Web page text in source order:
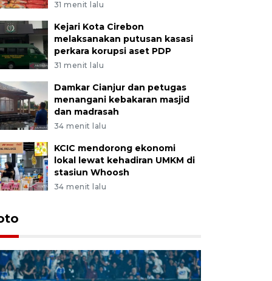
31 menit lalu
Kejari Kota Cirebon
melaksanakan putusan kasasi
perkara korupsi aset PDP
31 menit lalu
Damkar Cianjur dan petugas
menangani kebakaran masjid
dan madrasah
34 menit lalu
KCIC mendorong ekonomi
lokal lewat kehadiran UMKM di
stasiun Whoosh
34 menit lalu